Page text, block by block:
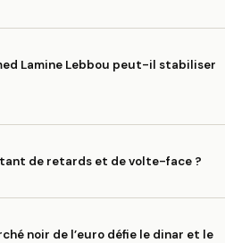
Lamine Lebbou peut-il stabiliser
de retards et de volte-face ?
noir de l’euro défie le dinar et le